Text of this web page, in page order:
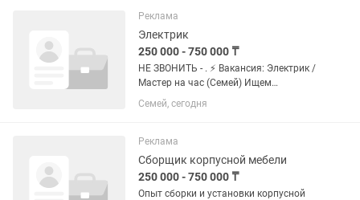
+ KPI) 📍Torent —...
Реклама
Электрик
250 000 - 750 000 ₸
НЕ ЗВОНИТЬ - . ⚡ Вакансия: Электрик /
Мастер на час (Семей) Ищем
дисциплинированных профессионалов
для долгосрочного сотрудничества.
(строго по...
Семей, сегодня
Реклама
Сборщик корпусной мебели
250 000 - 750 000 ₸
Опыт сборки и установки корпусной